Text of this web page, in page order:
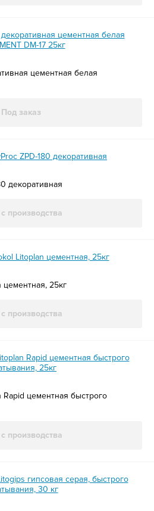
цементная белая
Под заказ
декоративная
производства
цементная, 25кг
производства
Rapid цементная быстрого
производства